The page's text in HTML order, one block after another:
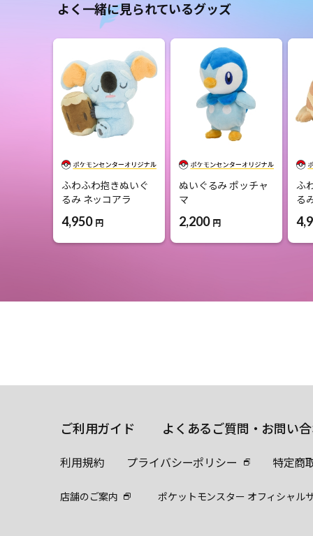
よく一緒に見られているグッズ
ふわふわ抱きぬいぐ
るみ ネッコアラ
4,950 円
ぬいぐるみ ポッチャ
マ
2,200 円
ふ
る
ご利用ガイド よくあるご質問・お問い
利用規約 プライバシーポリシー 特定商
店舗のご案内 ポケットモンスター オフィシャル